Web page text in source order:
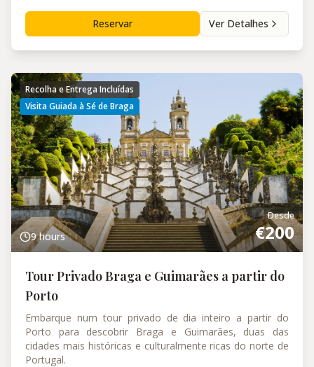
Reservar Ver Detalhes
Recolha e Entrega Incluídas
Visita Guiada à Sé de Braga
Desde
€200
9 hours
Tour Privado Braga e Guimarães a partir do
Porto
Embarque num tour privado de dia inteiro a partir do
Porto para descobrir Braga e Guimarães, duas das
cidades mais históricas e culturalmente ricas do norte de
Portugal.